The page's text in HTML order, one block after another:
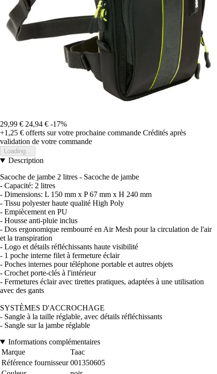
29,99 € 24,94 € -17%
+1,25 € offerts sur votre prochaine commande Crédités après
validation de votre commande
Loading...
Description
Sacoche de jambe 2 litres - Sacoche de jambe
- Capacité: 2 litres
- Dimensions: L 150 mm x P 67 mm x H 240 mm
- Tissu polyester haute qualité High Poly
- Empiècement en PU
- Housse anti-pluie inclus
- Dos ergonomique rembourré en Air Mesh pour la circulation de l'air
et la transpiration
- Logo et détails réfléchissants haute visibilité
- 1 poche interne filet à fermeture éclair
- Poches internes pour téléphone portable et autres objets
- Crochet porte-clés à l'intérieur
- Fermetures éclair avec tirettes pratiques, adaptées à une utilisation
avec des gants
SYSTÈMES D'ACCROCHAGE
- Sangle à la taille réglable, avec détails réfléchissants
- Sangle sur la jambe réglable
Informations complémentaires
Marque
Taac
Référence fournisseur 001350605